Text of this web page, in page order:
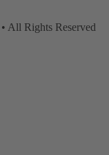
• All Rights Reserved